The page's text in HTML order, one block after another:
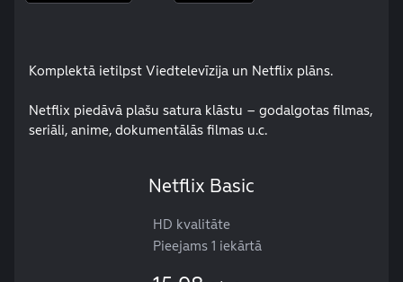
Komplektā ietilpst Viedtelevīzija un Netflix plāns.
Netflix piedāvā plašu satura klāstu – godalgotas filmas,
seriāli, anime, dokumentālās filmas u.c.
Netflix Basic
HD kvalitāte
Pieejams 1 iekārtā